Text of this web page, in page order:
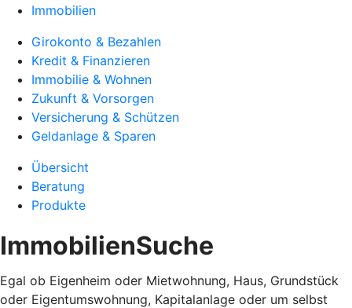
Immobilien
Girokonto & Bezahlen
Kredit & Finanzieren
Immobilie & Wohnen
Zukunft & Vorsorgen
Versicherung & Schützen
Geldanlage & Sparen
Übersicht
Beratung
Produkte
ImmobilienSuche
Egal ob Eigenheim oder Mietwohnung, Haus, Grundstück
oder Eigentumswohnung, Kapitalanlage oder um selbst